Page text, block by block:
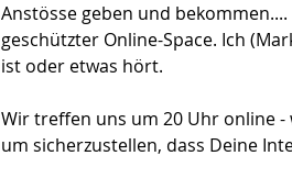
Anstösse geben und
geschützter Online-Space. Ich
ist oder etwas hört.
Wir treffen uns um 20 Uhr online
um sicherzustellen, dass Deine